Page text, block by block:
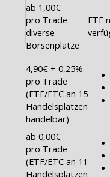
ab 1,00€
pro Trade
diverse
Börsenplätze
ETF
4,90€ + 0,25%
pro Trade
(ETF/ETC an 15
Handelsplätzen
handelbar)
ab 0,00€
pro Trade
(ETF/ETC an 11
Handelsplätzen